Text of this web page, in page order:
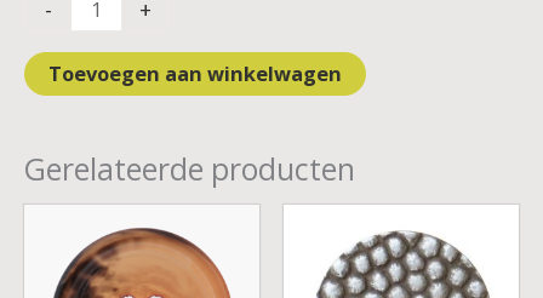
- +
Toevoegen aan winkelwagen
Gerelateerde producten
€ 0,75
tot
€ 1,75